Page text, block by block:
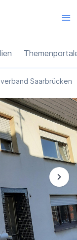
Saarbrücken